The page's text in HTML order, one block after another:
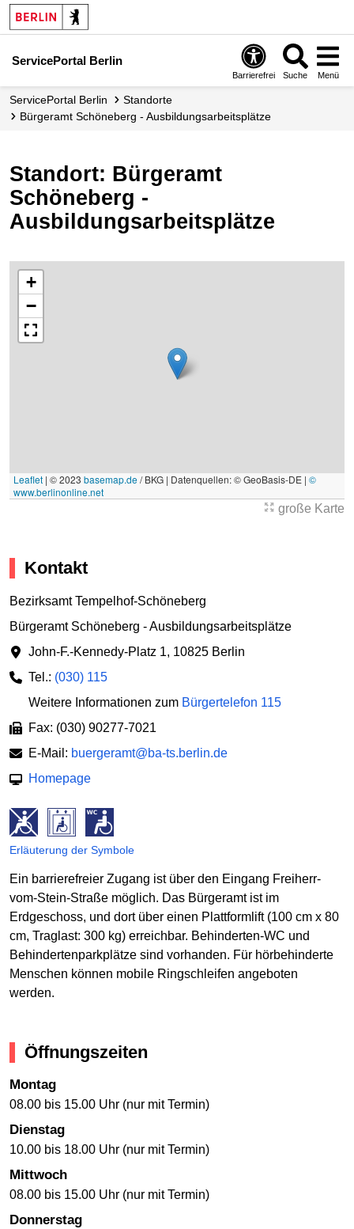
ServicePortal Berlin
Barrierefrei Suche Menü
ServicePortal Berlin
Standorte
Bürgeramt Schöneberg - Ausbildungsarbeitsplätze
Standort: Bürgeramt
Schöneberg -
Ausbildungsarbeitsplätze
+
−
Leaflet | © 2023 basemap.de/ BKG | Datenquellen: © GeoBasis-DE | ©
www.berlinonline.net
große Karte
Kontakt
Bezirksamt Tempelhof-Schöneberg
Bürgeramt Schöneberg - Ausbildungsarbeitsplätze
John-F.-Kennedy-Platz 1, 10825 Berlin
Tel.: (030) 115
Weitere Informationen zum Bürgertelefon 115
Fax: (030) 90277-7021
E-Mail: buergeramt@ba-ts.berlin.de
Homepage
Erläuterung der Symbole
Ein barrierefreier Zugang ist über den Eingang Freiherr-
vom-Stein-Straße möglich. Das Bürgeramt ist im
Erdgeschoss, und dort über einen Plattformlift (100 cm x 80
cm, Traglast: 300 kg) erreichbar. Behinderten-WC und
Behindertenparkplätze sind vorhanden. Für hörbehinderte
Menschen können mobile Ringschleifen angeboten
werden.
Öffnungszeiten
Montag
08.00 bis 15.00 Uhr (nur mit Termin)
Dienstag
10.00 bis 18.00 Uhr (nur mit Termin)
Mittwoch
08.00 bis 15.00 Uhr (nur mit Termin)
Donnerstag